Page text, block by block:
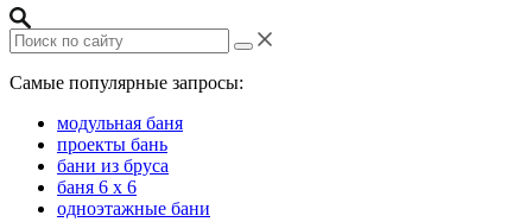
Самые популярные запросы:
модульная баня
проекты бань
бани из бруса
баня 6 х 6
одноэтажные бани